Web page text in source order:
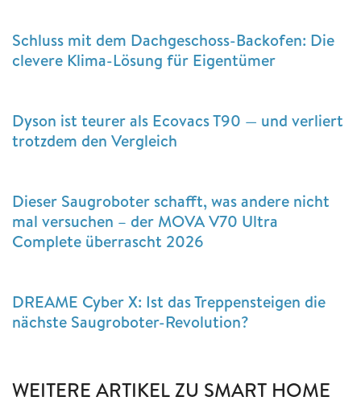
Schluss mit dem Dachgeschoss-Backofen: Die
clevere Klima-Lösung für Eigentümer
Dyson ist teurer als Ecovacs T90 — und verliert
trotzdem den Vergleich
Dieser Saugroboter schafft, was andere nicht
mal versuchen – der MOVA V70 Ultra
Complete überrascht 2026
DREAME Cyber X: Ist das Treppensteigen die
nächste Saugroboter-Revolution?
WEITERE ARTIKEL ZU SMART HOME